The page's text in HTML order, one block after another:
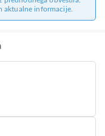
aktualne informacije.